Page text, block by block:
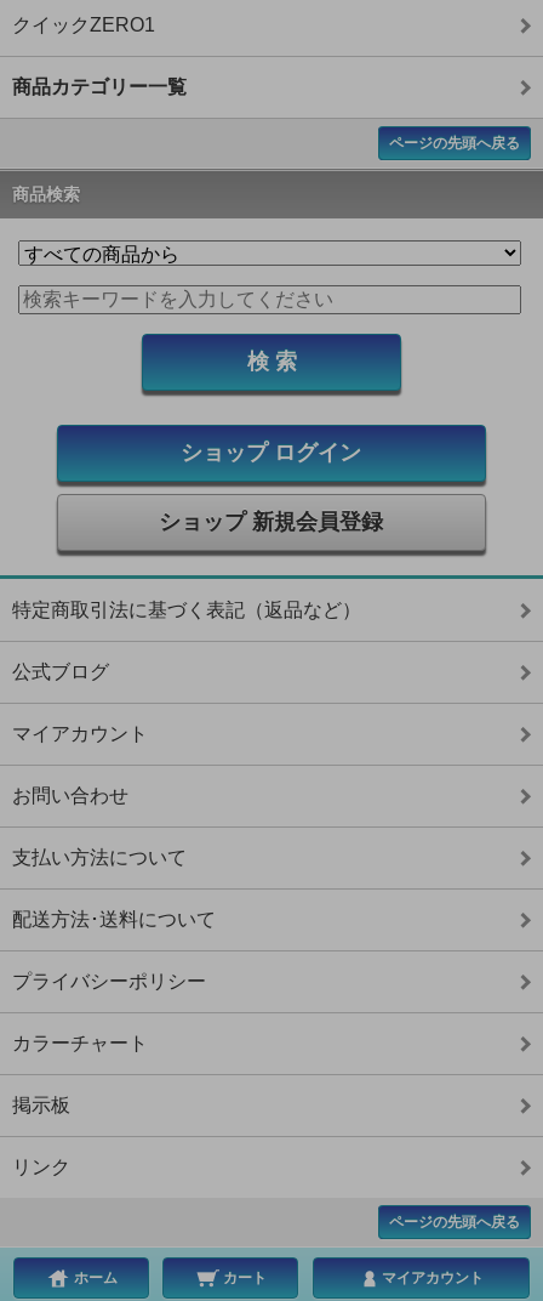
クイックZERO1
商品カテゴリー一覧
ページの先頭へ戻る
商品検索
ショップ ログイン
ショップ 新規会員登録
特定商取引法に基づく表記（返品など）
公式ブログ
マイアカウント
お問い合わせ
支払い方法について
配送方法･送料について
プライバシーポリシー
カラーチャート
掲示板
リンク
ページの先頭へ戻る
ホーム カート マイアカウント